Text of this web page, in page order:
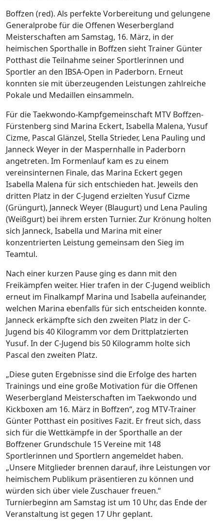
Boffzen (red). Als perfekte Vorbereitung und gelungene
Generalprobe für die Offenen Weserbergland
Meisterschaften am Samstag, 16. März, in der
heimischen Sporthalle in Boffzen sieht Trainer Günter
Potthast die Teilnahme seiner Sportlerinnen und
Sportler an den IBSA-Open in Paderborn. Erneut
konnten sie mit überzeugenden Leistungen zahlreiche
Pokale und Medaillen einsammeln.
Für die Taekwondo-Kampfgemeinschaft MTV Boffzen-
Fürstenberg sind Marina Eckert, Isabella Malena, Yusuf
Cizme, Pascal Glänzel, Stella Strieder, Lena Pauling und
Janneck Weyer in der Maspernhalle in Paderborn
angetreten. Im Formenlauf kam es zu einem
vereinsinternen Finale, das Marina Eckert gegen
Isabella Malena für sich entschieden hat. Jeweils den
dritten Platz in der C-Jugend erzielten Yusuf Cizme
(Grüngurt), Janneck Weyer (Blaugurt) und Lena Pauling
(Weißgurt) bei ihrem ersten Turnier. Zur Krönung holten
sich Janneck, Isabella und Marina mit einer
konzentrierten Leistung gemeinsam den Sieg im
Teamtul.
Nach einer kurzen Pause ging es dann mit den
Freikämpfen weiter. Hier trafen in der C-Jugend weiblich
erneut im Finalkampf Marina und Isabella aufeinander,
welchen Marina ebenfalls für sich entscheiden konnte.
Janneck erkämpfte sich den zweiten Platz in der C-
Jugend bis 40 Kilogramm vor dem Drittplatzierten
Yusuf. In der C-Jugend bis 50 Kilogramm holte sich
Pascal den zweiten Platz.
„Diese guten Ergebnisse sind die Erfolge des harten
Trainings und eine große Motivation für die Offenen
Weserbergland Meisterschaften im Taekwondo und
Kickboxen am 16. März in Boffzen“, zog MTV-Trainer
Günter Potthast ein positives Fazit. Er freut sich, dass
sich für die Wettkämpfe in der Sporthalle an der
Boffzener Grundschule 15 Vereine mit 148
Sportlerinnen und Sportlern angemeldet haben.
„Unsere Mitglieder brennen darauf, ihre Leistungen vor
heimischem Publikum präsentieren zu können und
würden sich über viele Zuschauer freuen.“
Turnierbeginn am Samstag ist um 10 Uhr, das Ende der
Veranstaltung ist gegen 17 Uhr geplant.